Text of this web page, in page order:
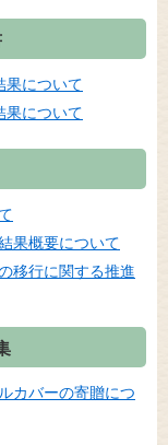
果について
果について
果概要について
移行に関する推進
カバーの寄贈につ